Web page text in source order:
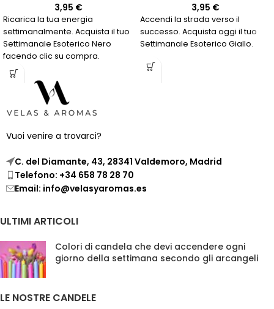
3,95 €
Ricarica la tua energia
settimanalmente. Acquista il tuo
Settimanale Esoterico Nero
facendo clic su compra.
3,95 €
Accendi la strada verso il
successo. Acquista oggi il tuo
Settimanale Esoterico Giallo.
Vuoi venire a trovarci?
C. del Diamante, 43, 28341 Valdemoro, Madrid
Telefono: +34 658 78 28 70
Email: info@velasyaromas.es
ULTIMI ARTICOLI
Colori di candela che devi accendere ogni
giorno della settimana secondo gli arcangeli
LE NOSTRE CANDELE